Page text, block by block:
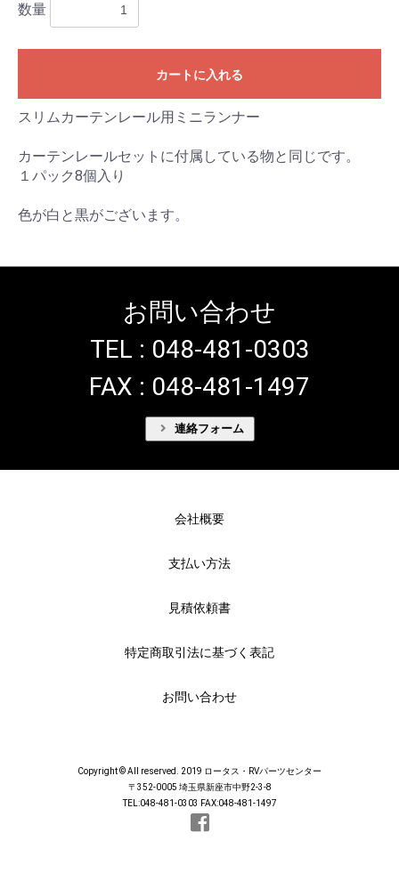
数量
カートに入れる
スリムカーテンレール用ミニランナー
カーテンレールセットに付属している物と同じです。
１パック8個入り
色が白と黒がございます。
お問い合わせ
TEL : 048-481-0303
FAX : 048-481-1497
連絡フォーム
会社概要
支払い方法
見積依頼書
特定商取引法に基づく表記
お問い合わせ
Copyright © All reserved. 2019 ロータス・RVパーツセンター
〒352-0005 埼玉県新座市中野2-3-8
TEL:048-481-0303 FAX:048-481-1497